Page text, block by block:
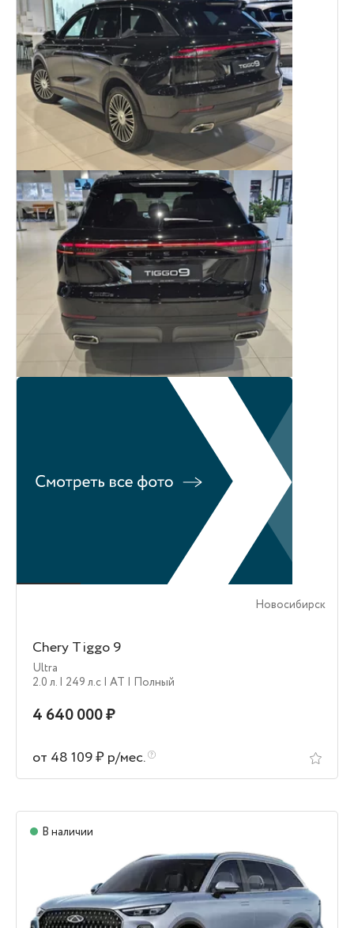
Новосибирск
Chery Tiggo 9
Ultra
2.0 л. | 249 л.c | AT | Полный
4 640 000 ₽
от 48 109 ₽ р/мес.
В наличии